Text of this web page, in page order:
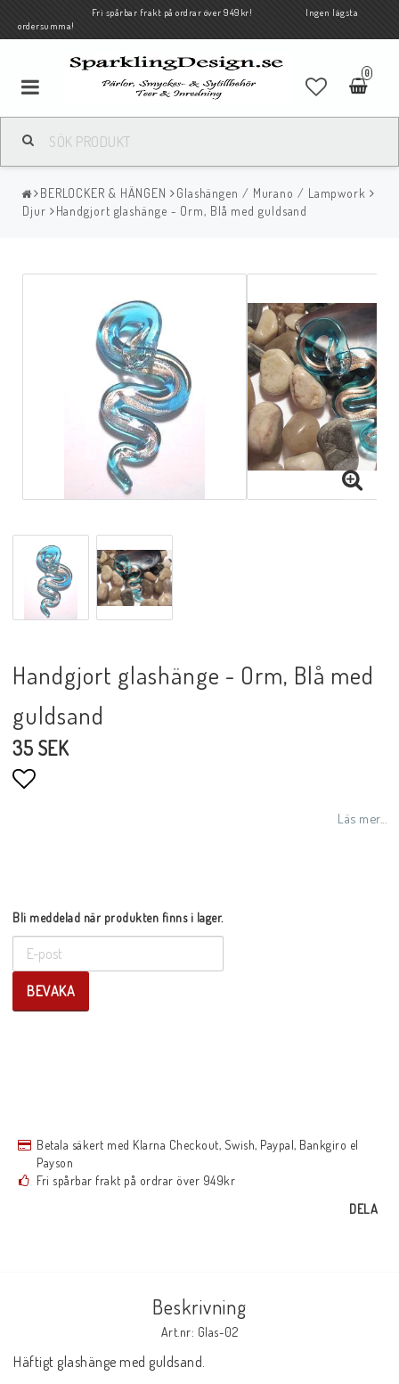
Fri spårbar frakt på ordrar över 949kr! Ingen lägsta
ordersumma!
0
BERLOCKER & HÄNGEN
Glashängen / Murano / Lampwork
Djur
Handgjort glashänge - Orm, Blå med guldsand
Handgjort glashänge - Orm, Blå med
guldsand
35 SEK
Läs mer...
Bli meddelad när produkten finns i lager.
BEVAKA
Betala säkert med Klarna Checkout, Swish, Paypal, Bankgiro el
Payson
Fri spårbar frakt på ordrar över 949kr
DELA
Beskrivning
Art.nr: Glas-02
Häftigt glashänge med guldsand.